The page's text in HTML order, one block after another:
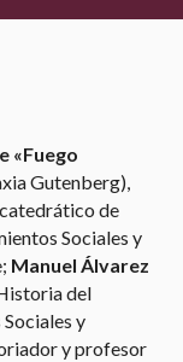
«Fuego
Gutenberg),
de
Sociales y
Manuel Álvarez
del
y
y profesor